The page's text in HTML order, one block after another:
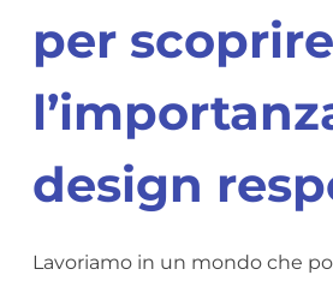
per scoprire
design
Lavoriamo in un mondo che